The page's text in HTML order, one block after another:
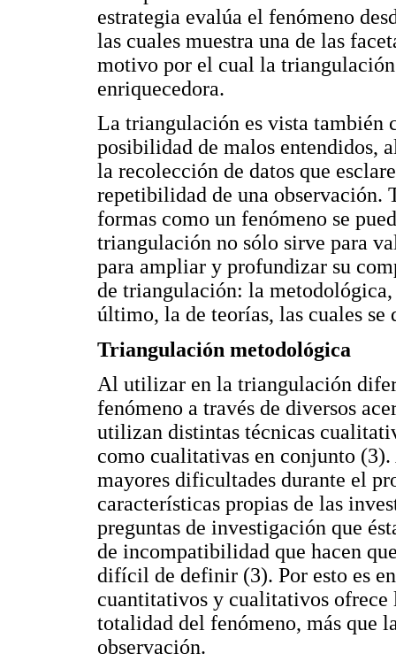
estrategia evalúa el fenómeno
las cuales muestra una de las
motivo por el cual la
enriquecedora.
La triangulación es vista también
posibilidad de malos entendidos,
la recolección de datos que
repetibilidad de una observación.
formas como un fenómeno se
triangulación no sólo sirve para
para ampliar y profundizar su
de triangulación: la
último, la de teorías, las cuales se
Triangulación metodológica
Al utilizar en la triangulación
fenómeno a través de diversos
utilizan distintas técnicas
como cualitativas en conjunto (3).
mayores dificultades durante el
características propias de las
preguntas de investigación que
de incompatibilidad que hacen
difícil de definir (3). Por esto es
cuantitativos y cualitativos ofrece
totalidad del fenómeno, más que
observación.